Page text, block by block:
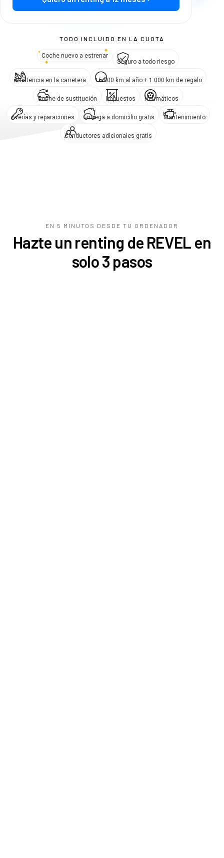
TODO INCLUIDO EN LA CUOTA
Coche nuevo a estrenar
Seguro a todo riesgo
Asistencia en la carretera 15.000 km al año + 1.000 km de regalo
Coche de sustitución Impuestos Neumáticos
Averías y reparaciones Entrega a domicilio gratis Mantenimiento
Conductores adicionales gratis
EN 5 MINUTOS DESDE TU ORDENADOR
Hazte un renting de REVEL en
solo 3 pasos